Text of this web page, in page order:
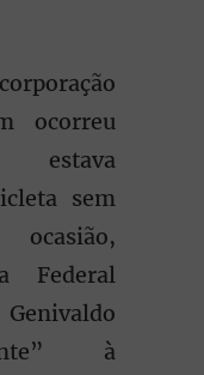
ocorreu
estava
sem
Federal
à